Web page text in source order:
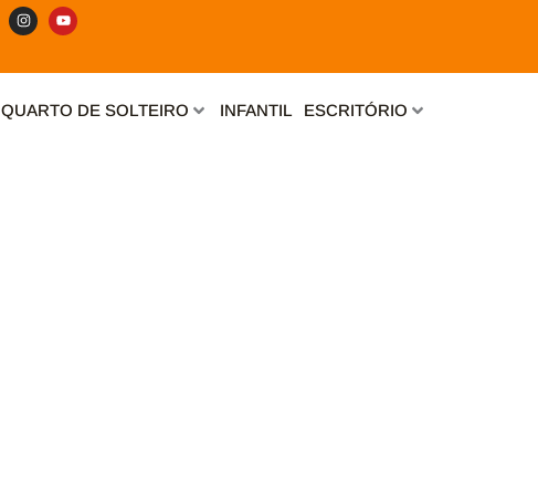
I
n
s
a
Y
o
u
QUARTO DE SOLTEIRO INFANTIL ESCRITÓRIO